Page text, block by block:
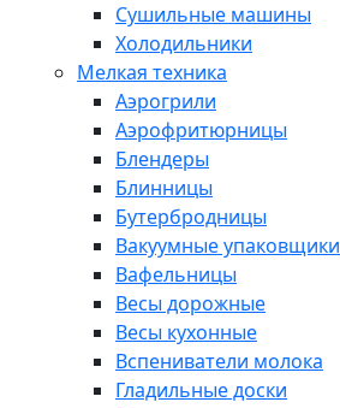
Сушильные машины
Холодильники
Мелкая техника
Аэрогрили
Аэрофритюрницы
Блендеры
Блинницы
Бутербродницы
Вакуумные упаковщики
Вафельницы
Весы дорожные
Весы кухонные
Вспениватели молока
Гладильные доски